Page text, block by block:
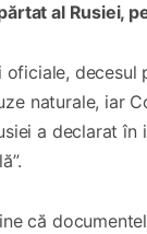
al Rusiei,
oficiale, decesul
naturale, iar
a declarat în
că